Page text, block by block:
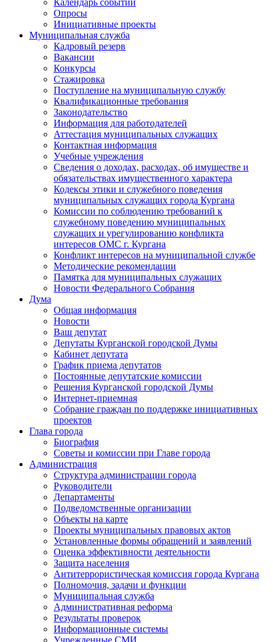
Календарь событий
Опросы
Инициативные проекты
Муниципальная служба
Кадровый резерв
Вакансии
Конкурсы
Стажировка
Поступление на муниципальную службу
Квалификационные требования
Законодательство
Информация для работодателей
Аттестация муниципальных служащих
Контактная информация
Учебные учреждения
Сведения о доходах, расходах, об имуществе и
обязательствах имущественного характера
Кодексы этики и служебного поведения
муниципальных служащих города Кургана
Комиссии по соблюдению требований к
служебному поведению муниципальных
служащих и урегулированию конфликта
интересов ОМС г. Кургана
Конфликт интересов на муниципальной службе
Методические рекомендации
Памятка для муниципальных служащих
Новости Федерального Cобрания
Дума
Общая информация
Новости
Ваш депутат
Депутаты Курганской городской Думы
Кабинет депутата
График приема депутатов
Постоянные депутатские комиссии
Решения Курганской городской Думы
Интернет-приемная
Собрание граждан по поддержке инициативных
проектов
Глава города
Биография
Советы и комиссии при Главе города
Администрация
Структура администрации города
Руководители
Департаменты
Подведомственные организации
Объекты на карте
Проекты муниципальных правовых актов
Установленные формы обращений и заявлений
Оценка эффективности деятельности
Защита населения
Антитеррористическая комиссия города Кургана
Полномочия, задачи и функции
Муниципальная служба
Административная реформа
Результаты проверок
Информационные системы
Учрежденные СМИ